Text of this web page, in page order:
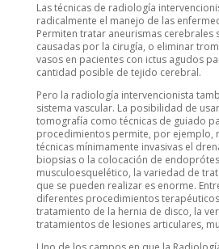
Las técnicas de radiología
radicalmente el manejo de las
Permiten tratar aneurismas cerebrales
causadas por la cirugía, o eliminar
vasos en pacientes con ictus agudos
cantidad posible de tejido cerebral.
Pero la radiología intervencionista
sistema vascular. La posibilidad de
tomografía como técnicas de guiado
procedimientos permite, por ejemplo,
técnicas mínimamente invasivas el
biopsias o la colocación de
musculoesquelético, la variedad de
que se pueden realizar es enorme.
diferentes procedimientos
tratamiento de la hernia de disco, la
tratamientos de lesiones articulares,